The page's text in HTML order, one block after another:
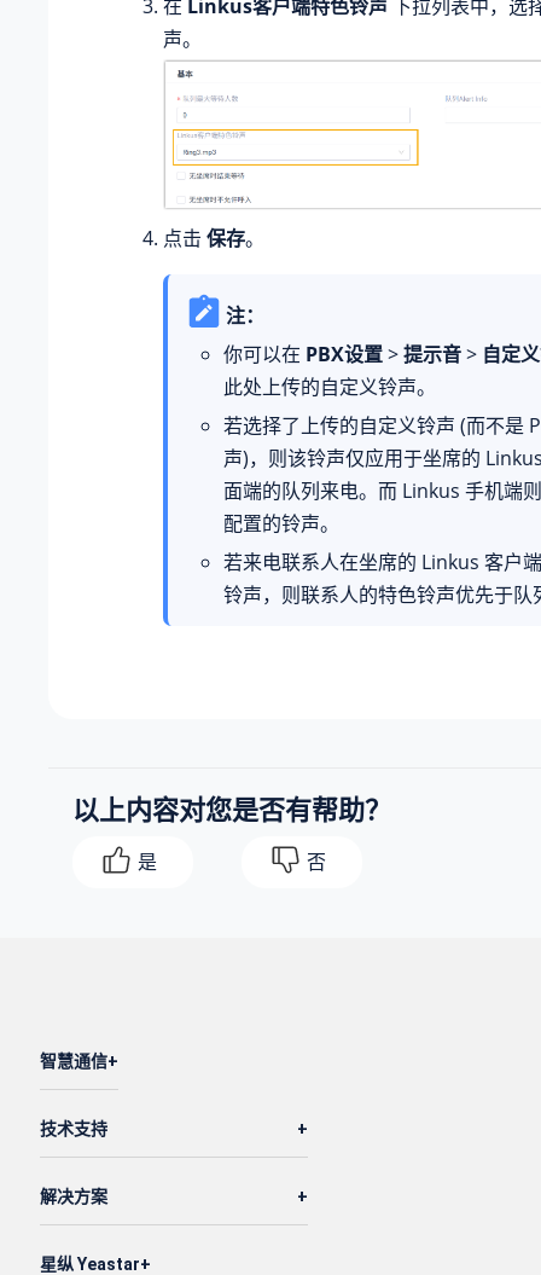
在 Linkus客户端特色铃声 下拉列表中，选
声。
点击 保存。
注：
你可以在 PBX设置>提示音> 自定
此处上传的自定义铃声。
若选择了上传的自定义铃声 (而不是
声)，则该铃声仅应用于坐席的
面端的队列来电。而 Linkus 手机端
配置的铃声。
若来电联系人在坐席的 Linkus 客户
铃声，则联系人的特色铃声优先于队
以上内容对您是否有帮助？
是 否
智慧通信
技术支持
解决方案
星纵 Yeastar